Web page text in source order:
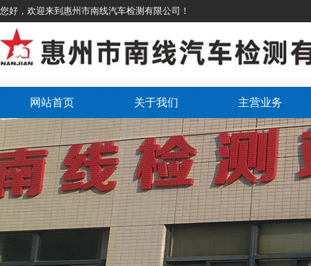
您好，欢迎来到惠州市南线汽车检测有限公司！
网站首页 关于我们 主营业务